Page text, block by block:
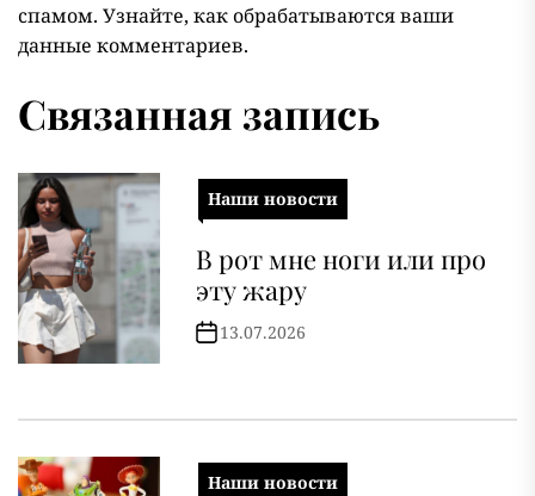
спамом. Узнайте, как обрабатываются ваши
данные комментариев.
Связанная запись
Наши новости
В рот мне ноги или про
эту жару
13.07.2026
Наши новости